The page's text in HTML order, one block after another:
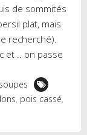
de sommités
plat, mais
recherché).
et .. on passe
, pois cassé,